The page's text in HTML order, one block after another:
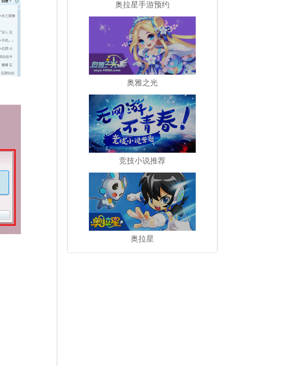
奥拉星手游预约
奥雅之光
竞技小说推荐
奥拉星